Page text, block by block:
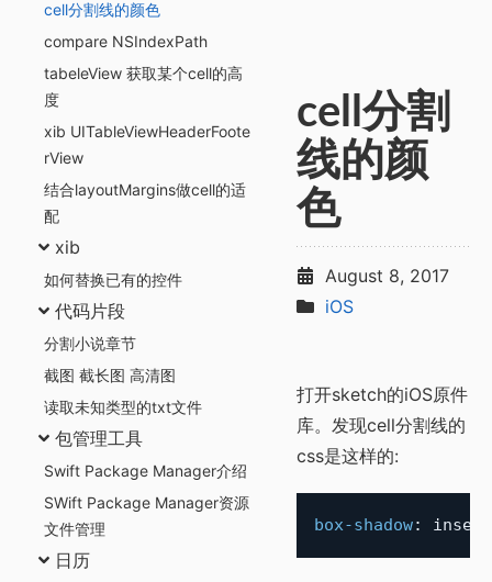
cell分割线的颜色
compare NSIndexPath
tabeleView 获取某个cell的高
度
xib UITableViewHeaderFoote
rView
结合layoutMargins做cell的适
配
xib
如何替换已有的控件
代码片段
分割小说章节
截图 截长图 高清图
读取未知类型的txt文件
包管理工具
Swift Package Manager介绍
SWift Package Manager资源
文件管理
日历
cell分割
线的颜
色
August 8, 2017
iOS
打开sketch的iOS原件
库。发现cell分割线的
css是这样的:
box-shadow: inset